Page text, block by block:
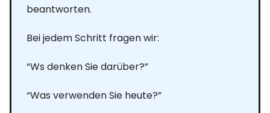
beantworten.
Bei jedem Schritt fragen wir:
“Ws denken Sie darüber?”
“Was verwenden Sie heute?”